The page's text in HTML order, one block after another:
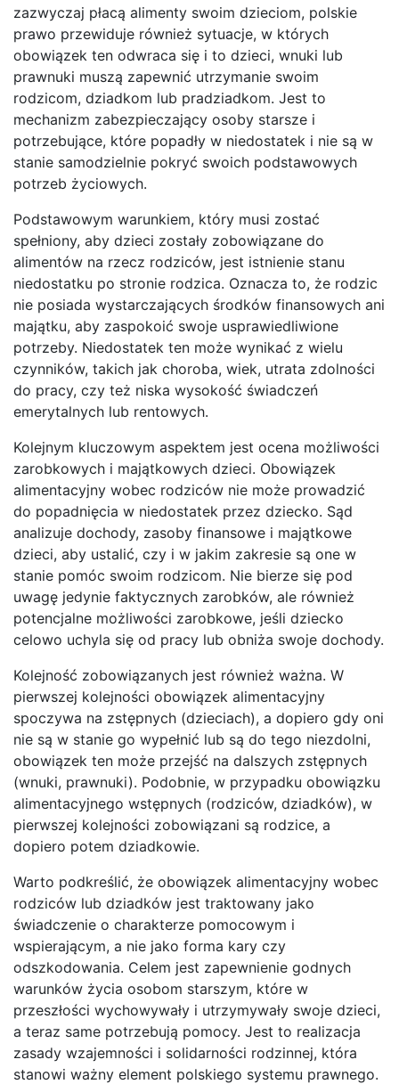
zazwyczaj płacą alimenty swoim dzieciom, polskie
prawo przewiduje również sytuacje, w których
obowiązek ten odwraca się i to dzieci, wnuki lub
prawnuki muszą zapewnić utrzymanie swoim
rodzicom, dziadkom lub pradziadkom. Jest to
mechanizm zabezpieczający osoby starsze i
potrzebujące, które popadły w niedostatek i nie są w
stanie samodzielnie pokryć swoich podstawowych
potrzeb życiowych.
Podstawowym warunkiem, który musi zostać
spełniony, aby dzieci zostały zobowiązane do
alimentów na rzecz rodziców, jest istnienie stanu
niedostatku po stronie rodzica. Oznacza to, że rodzic
nie posiada wystarczających środków finansowych ani
majątku, aby zaspokoić swoje usprawiedliwione
potrzeby. Niedostatek ten może wynikać z wielu
czynników, takich jak choroba, wiek, utrata zdolności
do pracy, czy też niska wysokość świadczeń
emerytalnych lub rentowych.
Kolejnym kluczowym aspektem jest ocena możliwości
zarobkowych i majątkowych dzieci. Obowiązek
alimentacyjny wobec rodziców nie może prowadzić
do popadnięcia w niedostatek przez dziecko. Sąd
analizuje dochody, zasoby finansowe i majątkowe
dzieci, aby ustalić, czy i w jakim zakresie są one w
stanie pomóc swoim rodzicom. Nie bierze się pod
uwagę jedynie faktycznych zarobków, ale również
potencjalne możliwości zarobkowe, jeśli dziecko
celowo uchyla się od pracy lub obniża swoje dochody.
Kolejność zobowiązanych jest również ważna. W
pierwszej kolejności obowiązek alimentacyjny
spoczywa na zstępnych (dzieciach), a dopiero gdy oni
nie są w stanie go wypełnić lub są do tego niezdolni,
obowiązek ten może przejść na dalszych zstępnych
(wnuki, prawnuki). Podobnie, w przypadku obowiązku
alimentacyjnego wstępnych (rodziców, dziadków), w
pierwszej kolejności zobowiązani są rodzice, a
dopiero potem dziadkowie.
Warto podkreślić, że obowiązek alimentacyjny wobec
rodziców lub dziadków jest traktowany jako
świadczenie o charakterze pomocowym i
wspierającym, a nie jako forma kary czy
odszkodowania. Celem jest zapewnienie godnych
warunków życia osobom starszym, które w
przeszłości wychowywały i utrzymywały swoje dzieci,
a teraz same potrzebują pomocy. Jest to realizacja
zasady wzajemności i solidarności rodzinnej, która
stanowi ważny element polskiego systemu prawnego.